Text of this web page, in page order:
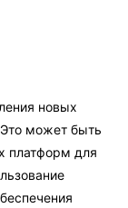
новых
может быть
платформ для